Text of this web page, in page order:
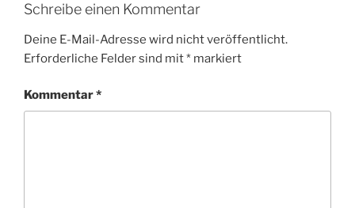
Schreibe einen Kommentar
Deine E-Mail-Adresse wird nicht veröffentlicht.
Erforderliche Felder sind mit* markiert
Kommentar*